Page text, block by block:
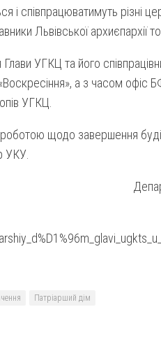
і співпрацюватимуть різні
Львівської архиєпархії
УГКЦ та його
а з часом офіс
УГКЦ.
щодо завершення
УКУ.
Патріарший дім